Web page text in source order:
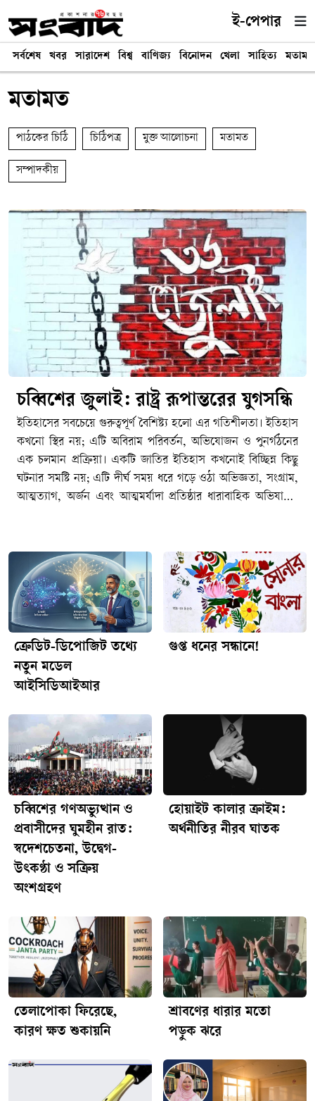
ই-পেপার
সর্বশেষ খবর সারাদেশ বিশ্ব বাণিজ্য বিনোদন খেলা সাহিত্য মতামত
মতামত
পাঠকের চিঠি চিঠিপত্র মুক্ত আলোচনা মতামত
সম্পাদকীয়
চব্বিশের জুলাই: রাষ্ট্র রূপান্তরের যুগসন্ধি
ইতিহাসের সবচেয়ে গুরুত্বপূর্ণ বৈশিষ্ট্য হলো এর গতিশীলতা। ইতিহাস কখনো স্থির নয়; এটি অবিরাম পরিবর্তন, অভিযোজন ও পুনর্গঠনের এক চলমান প্রক্রিয়া। একটি জাতির ইতিহাস কখনোই বিচ্ছিন্ন কিছু ঘটনার সমষ্টি নয়; এটি দীর্ঘ সময় ধরে গড়ে ওঠা অভিজ্ঞতা, সংগ্রাম, আত্মত্যাগ, অর্জন এবং আত্মমর্যাদা প্রতিষ্ঠার ধারাবাহিক অভিযাত্রা। কোনো জাতি, সমাজ কিংবা রাষ্ট্র একটি নির্দিষ্ট অবস্থায় দীর্ঘকাল টিকে থাকতে পারে না। সময়ের প্রবাহে নতুন বাস্তবতা, নতুন চ্যালেঞ্জ, নতুন সংকট এবং নতুন প্রত্যাশার মুখোমুখি হতে হয়। সেই পরিবর্তিত বাস্তবতার সঙ্গে খাপ খাইয়ে নেয়ার সক্ষমতাই নির্ধারণ করে একটি জাতির অগ্রযাত্রার দিকনির্দেশনা। যে জাতি অতীতের অভিজ্ঞতা ও অর্জনকে শক্তিতে রূপান্তরিত করে ভবিষ্যতের দিকে এগিয়ে যেতে পারে, ইতিহাস শেষ পর্যন্ত তাদের পক্ষেই কথা বলে। পক্ষান্তরে, যে জাতি অতীতের গৌরবকে ভবিষ্যৎ নির্মাণের প্রেরণা হিসেবে গ্রহণ না করে রাজনৈতিক প্রতিদ্বন্দ্বিতার অস্ত্রে পরিণত করে, নিজেদের মধ্যে বিভেদ ও দ্বন্দ্বকে স্থায়ী করে তোলে, তারা একসময় অগ্রগতির পথ হারিয়ে ফেলে। ইতিহাসের শিক্ষা হলো অতীতকে অস্বীকার করা যেমন আত্মঘাতী, তেমনি অতীতের মধ্যেই বন্দী হয়ে থাকাও সমান ক্ষতিকর।পলাশী-উত্তর বাংলাদেশের ইতিহাস মূলত সংগ্রামের ইতিহাস। ১৯৪৭-পূর্ব ঔপনিবেশিক শাসনের বিরুদ্ধে অব্যাহত প্রতিরোধ ও স্বাধীনতার সংগ্রাম, তারপর ১৯৭৪-উত্তর ভাষার জন্য সংগ্রাম, রাজনৈতিক অধিকারের জন্য সংগ্রাম, অর্থনৈতিক বৈষম্যের বিরুদ্ধে সংগ্রাম, সাংস্কৃতিক স্বাতন্ত্র্য রক্ষার সংগ্রাম, আত্মনিয়ন্ত্রণের তথা স্বাধিকারের সংগ্রাম এবং শেষ পর্যন্ত স্বাধীন রাষ্ট্র প্রতিষ্ঠার সংগ্রাম- এর সবকিছু মিলিয়েই আমাদের জাতীয় ইতিহাস নির্মিত হয়েছে। এ ইতিহাসের প্রতিটি গুরুত্বপূর্ণ অধ্যায় পূর্ববর্তী অধ্যায়ের ওপর ভিত্তি করে গড়ে উঠেছে। ১৯৫২-এর ভাষা আন্দোলন ভাষাভিত্তিক বাঙালি জাতীয়তার আত্মপরিচয়ের ভিত্তি নির্মাণ করেছে; ১৯৬৬-এর ছয় দফা আন্দোলন রাজনৈতিক স্বায়ত্তশাসনের দাবিকে সুসংহত করেছে; ১৯৬৯-এর গণঅভ্যুত্থান গণশক্তির সক্ষমতাকে প্রকাশ করেছে; আর ১৯৭১ সালের মহান স্বাধীনতা যুদ্ধ সেই দীর্ঘ সংগ্রামকে স্বাধীন রাষ্ট্র প্রতিষ্ঠার মধ্য দিয়ে পরিণতি দিয়েছে। নিঃসন্দেহে স্বাধীনতা যুদ্ধ আমাদের জাতীয় জীবনের সবচেয়ে গৌরবময় এবং নির্ধারক মাইলফলক, যার মাধ্যমে আমাদের রাজনৈতিক স্বাধীনতা অর্জিত হয়েছে এবং বিশ্ব মানচিত্রে বাংলাদেশ একটি সার্বভৌম রাষ্ট্র হিসেবে আত্মপ্রকাশ করেছে।কিন্তু আমাদের মনে রাখতে হবে যে, একটা জাতির ইতিহাসের পথচলা কোনো একক ঘটনার মধ্যেই থেমে থাকে না। ১৭৫৭ সালের পলাশীর প্রান্তরে নবাব সিরাজ-উদ্দৌলার পরাজয় যেমন এই অঞ্চলে একটি দীর্ঘ ঔপনিবেশিক শাসনের সূচনা করেছিল এবং তার অভিঘাত শতাব্দীর পর শতাব্দী ধরে জাতির জীবনকে প্রভাবিত করেছে, তেমনি ১৯৭১ সালের বিজয়ও কোনো চূড়ান্ত সমাপ্তি ছিল না। স্বাধীনতা অর্জনের মাধ্যমে একটি জাতি রাষ্ট্র প্রতিষ্ঠার সুযোগ পায়, কিন্তু সেই রাষ্ট্রকে কতটা ন্যায়ভিত্তিক, গণতান্ত্রিক, জবাবদিহিমূলক ও বৈষম্যহীন করা যাবে সেই প্রশ্নের উত্তর খুঁজে বের করার সংগ্রাম তখনই শুরু হয়। রাষ্ট্রবিজ্ঞানীরা প্রায়ই বলেন, স্বাধীনতা একটি ঘটনা; কিন্তু ন্যায়ভিত্তিক রাষ্ট্র বিনির্মাণ একটি দীর্ঘমেয়াদি প্রক্রিয়া। সেই প্রক্রিয়ায় কখনো অগ্রগতি আসে, কখনো পশ্চাৎপদতা দেখা দেয়; কখনো জনগণের আকাক্সক্ষা রাষ্ট্রকে সামনে এগিয়ে নেয়, আবার কখনো ক্ষমতার কেন্দ্রীভবন সেই অগ্রযাত্রাকে বাধাগ্রস্ত করে। রাষ্ট্রযন্ত্রের স্বৈরাচারী ভূমিকায় জালেম শাসক শ্রেণীর যাতাকলে পিষ্ট মজলুম জনগণ মুক্তির পথ খোঁজে গণঅভ্যুত্থান কিংবা বিপ্লবের পথে। এই কারণেই স্বাধীনতা কোনো গন্তব্য নয়; এটি রাষ্ট্র হিসেবে নিজস্ব সার্বভৌমত্ব, জনগণের অধিকার এবং ন্যায়বিচার প্রতিষ্ঠার দীর্ঘ যাত্রার সূচনা মাত্র। একটি জাতির ইতিহাসের ক্রমধারায় নতুন নতুন প্রজন্মের আবির্ভাব ঘটে, এবং তাদের সামনে নতুন প্রশ্ন ও নতুন চ্যালেঞ্জ উপস্থিত হয়। ফলে স্বাধীনতার মৌলিক চেতনা তথা মানবিক মর্যাদা, রাজনৈতিক স্বাধীনতা, সামাজিক ন্যায়বিচার ও অর্থনৈতিক সাম্য প্রভৃতি বিষয় প্রতিটি যুগে নতুন বাস্তবতায় নতুনভাবে ব্যাখ্যা ও বাস্তবায়নের দাবি তোলে। বাংলাদেশের ইতিহাসও সেই ধারাবাহিকতার বাইরে নয়। তাই আমাদের জাতীয় ইতিহাসকে কোনো বিচ্ছিন্ন ঘটনার সমষ্টি হিসেবে নয়, বরং একটি চলমান অভিযাত্রা হিসেবে দেখতে হবে যেখানে প্রতিটি সংগ্রাম পূর্ববর্তী সংগ্রামের উত্তরাধিকার বহন করে এবং পরবর্তী সংগ্রামের ভিত্তি নির্মাণ করে। এই ধারাবাহিক ঐতিহাসিক প্রবাহের মধ্যেই ২০২৪ সালের জুলাই গণঅভ্যুত্থানের তাৎপর্য অনুধাবন করতে হবে; একটি প্রতিদ্বন্দ্বী ইতিহাস হিসেবে নয়, বরং বাংলাদেশের রাষ্ট্রযন্ত্র ও সমাজকে আরও ন্যায়ভিত্তিক, বৈষম্যহীন ও স্বৈরাচারমুক্ত করার দীর্ঘ অভিযাত্রার একটি নতুন অধ্যায় হিসেবে।বিশ্ব ইতিহাসের দিকে তাকালেও আমরা একই বাস্তবতা দেখতে পাই। কোনো জাতির ইতিহাসে একটি বড় অর্জন কখনোই চূড়ান্ত পরিণতি নয়; বরং তা নতুন সংগ্রাম, নতুন দায়িত্ব এবং নতুন প্রত্যাশার সূচনা করে। ১৭৭৬ সালের আমেরিকার স্বাধীনতা যুদ্ধ ব্রিটিশ ঔপনিবেশিক শাসন থেকে মুক্তির পথ খুলে দিলেও সেখানে নাগরিক অধিকার, বর্ণসমতা এবং গণতান্ত্রিক অন্তর্ভুক্তির প্রশ্নে দীর্ঘ সংগ্রাম অব্যাহত ছিল। স্বাধীনতার প্রায় দুই শতাব্দী পরও আফ্রিকান-আমেরিকানদের অধিকার প্রতিষ্ঠার জন্য মার্টিন লুথার কিং জুনিয়রের নেতৃত্বে ব্যাপক নাগরিক অধিকার আন্দোলন গড়ে উঠতে হয়েছে। একইভাবে ১৭৮৯ সালের ফরাসি বিপ্লব স্বাধীনতা, সাম্য ও ভ্রাতৃত্বের মহান আদর্শ সামনে নিয়ে এলেও গণতন্ত্র, মানবাধিকার এবং প্রজাতান্ত্রিক মূল্যবোধকে সুসংহত করতে ফরাসি সমাজকে বহু উত্থান-পতন, সংঘাত ও পুনর্গঠনের মধ্য দিয়ে অগ্রসর হতে হয়েছে। দক্ষিণ আফ্রিকায় বর্ণবাদবিরোধী সংগ্রামের মাধ্যমে রাজনৈতিক মুক্তি অর্জনের পরও সামাজিক ন্যায়বিচার, অর্থনৈতিক বৈষম্য দূরীকরণ এবং অন্তর্ভুক্তিমূলক রাষ্ট্র গঠনের প্রশ্নে নতুন সংগ্রামের সূচনা হয়েছে। ইতিহাসের এই অভিজ্ঞতাগুলো আমাদের শেখায় যে রাজনৈতিক মুক্তি একটি গুরুত্বপূর্ণ অর্জন, কিন্তু সেই অর্জনের প্রকৃত মূল্য নির্ধারিত হয় পরবর্তী রাষ্ট্রগঠন প্রক্রিয়ার মাধ্যমে।ইতিহাসের প্রতিটি বিজয় নতুন দায়িত্বের জন্ম দেয়, প্রতিটি অর্জন নতুন প্রত্যাশাকে সামনে নিয়ে আসে। কোনো জাতি যদি অর্জনের স্মৃতিকে সংরক্ষণ করেই সন্তুষ্ট থাকে, কিন্তু সেই অর্জনের অন্তর্নিহিত আদর্শ বাস্তবায়নের পথে অগ্রসর না হয়, তাহলে ইতিহাসের অগ্রযাত্রা থমকে যায়। বাংলাদেশের ক্ষেত্রেও এর ব্যতিক্রম হওয়ার কোনো কারণ নেই। ১৯৭১ সালে স্বাধীন রাষ্ট্র প্রতিষ্ঠার মধ্য দিয়ে গণতন্ত্র, সাম্য, মানবিক মর্যাদা ও সামাজিক ন্যায়বিচারের যে স্বপ্ন জনগণ লালন করেছিল তার পূর্ণ বাস্তবায়ন এখনও একটি চলমান প্রক্রিয়া। ফলে রাষ্ট্র ও সমাজের ভেতরে যখনই সেই আকাক্সক্ষার সঙ্গে বাস্তবতার ফারাক বেড়েছে, তখনই নতুন করে পরিবর্তনের দাবি উত্থাপিত হয়েছে। এই প্রেক্ষাপটে ২০২৪ সালের গণঅভ্যুত্থানকে কোনো বিচ্ছিন্ন ঘটনা, আকস্মিক বিস্ফোরণ বা সাময়িক রাজনৈতিক প্রতিক্রিয়া হিসেবে দেখার সুযোগ নেই। বরং এটি বাংলাদেশের রাষ্ট্র, সমাজ এবং রাজনৈতিক সংস্কৃতির দীর্ঘ বিবর্তনধারার একটি গুরুত্বপূর্ণ মাইলফলক ও বিশেষ অধ্যায়। এটি এমন এক ঐতিহাসিক মুহূর্ত, যখন নতুন প্রজন্ম রাষ্ট্রের সামনে জবাবদিহিতা, ন্যায়বিচার, বৈষম্যহীনতা, ন্যায্য অধিকার এবং নাগরিক মর্যাদার প্রশ্নগুলোকে নতুন করে উত্থাপন করেছে। যে প্রশ্নগুলো এক অর্থে স্বাধীনতার মূল চেতনার সঙ্গেই সম্পর্কযুক্ত, কিন্তু সময়ের পরিবর্তনের সঙ্গে নতুন ভাষা, নতুন অভিজ্ঞতা এবং নতুন বাস্তবতার আলোকে পুনরায় উচ্চারিত হয়েছে।২০২৪-এর এই গণঅভ্যুত্থান বিশেষভাবে তরুণ প্রজন্মের সেই ঐতিহাসিক ভূমিকাকে সামনে নিয়ে এসেছে, যা যুগে যুগে সামাজিক ও রাজনৈতিক পরিবর্তনের প্রধান চালিকাশক্তি হিসেবে কাজ করেছে। ইতিহাস সাক্ষ্য দেয়, রাষ্ট্রীয় প্রতিষ্ঠানগুলো যখন জনগণের প্রত্যাশা পূরণে ব্যর্থ হয়, যখন ক্ষমতার কেন্দ্রীভবন জবাবদিহিতার পরিসর সংকুচিত করে, যখন নাগরিক অংশগ্রহণের সুযোগ সীমিত হয়ে পড়ে এবং যখন ন্যায়বিচারের প্রতি মানুষের আস্থা দুর্বল হতে থাকে, তখন পরিবর্তনের দাবি সবচেয়ে জোরালোভাবে উচ্চারিত হয় তরুণদের কণ্ঠে। কারণ তরুণেরা কেবল বর্তমানের প্রতিনিধিত্ব করে না; তারা ভবিষ্যতের দাবিদার এবং অংশীদারও বটে। তাদের স্বপ্ন, প্রত্যাশা এবং বঞ্চনার অভিজ্ঞতা সমাজের গভীর পরিবর্তনের আকাক্সক্ষাকে দৃশ্যমান করে তোলে। ফলে ইতিহাসের প্রতিটি যুগান্তকারী পরিবর্তনের পেছনে তরুণদের সক্রিয় উপস্থিতি লক্ষ্য করা যায়। ঔপনিবেশিক শাসনের বিরুদ্ধে সংগ্রাম, ভাষা আন্দোলন, ঊনসত্তরের গণঅভ্যুত্থান, মহান স্বাধীনতা যুদ্ধ কিংবা বিশ্বের বিভিন্ন দেশে গণতন্ত্র ও মানবাধিকারের আন্দোলন সব ক্ষেত্রেই তরুণরাই অগ্রণীর ভূমিকা পালন করেছে। তারাই সাহসিকতার সঙ্গে প্রচলিত বাস্তবতাকে প্রশ্ন করেছে, অন্যায়ের বিরুদ্ধে দাঁড়িয়েছে এবং প্রয়োজন হলে আত্মত্যাগের মাধ্যমে ইতিহাসের গতিপথ পরিবর্তন করেছে। বাংলাদেশের রাজনৈতিক পটপরিবর্তনে ২০২৪ সালের জুলাইয়ের ছাত্র আন্দোলনও সেই দীর্ঘ ঐতিহাসিক ধারারই অংশ, যেখানে নতুন প্রজন্ম কেবল একটি তাৎক্ষণিক দাবির জন্য নয়, বরং রাষ্ট্র ও সমাজের চরিত্র নিয়ে একটি বৃহত্তর প্রশ্ন উত্থাপন করেছে। সেই কারণেই জুলাইয়ের গণঅভ্যুত্থানের তাৎপর্য কেবল একটি রাজনৈতিক ঘটনার মধ্যে সীমাবদ্ধ নয়; এটি রাষ্ট্রের ভবিষ্যৎ বিনির্মাণ নিয়ে জনগণের নতুন আকাঙ্ক্ষা এবং বিশেষত তরুণ প্রজন্মের ঐতিহাসিক আত্মপ্রকাশের এক গুরুত্বপূর্ণ দলিল। আমাদের জাতীয় জীবনের প্রায় প্রতিটি যুগান্তকারী অধ্যায়ের কেন্দ্রবিন্দুতে ছিল তরুণদের সাহস, স্বপ্ন এবং আত্মত্যাগ। ১৯৫২ সালের ভাষা আন্দোলনে রাষ্ট্রীয় দমন-পীড়নের মুখেও তরুণ ছাত্রসমাজ মাতৃভাষার অধিকার প্রতিষ্ঠার জন্য জীবন উৎসর্গ করেছে। ১৯৬৯-এর গণঅভ্যুত্থানে তারুণ্যের নেতৃত্বেই স্বৈরশাসনের ভিত কেঁপে উঠেছিল। ১৯৭১ সালের মহান স্বাধীনতা যুদ্ধে অসংখ্য তরুণ অস্ত্র হাতে নিয়ে স্বাধীনতার জন্য জীবন বাজি রেখেছিল। ১৯৯০ সালের স্বৈরাচারবিরোধী আন্দোলনেও ছাত্রসমাজ গণতন্ত্র পুনরুদ্ধারের সংগ্রামে অগ্রণী ভূমিকা পালন করে। একই ধারাবাহিকতায় ২০২৪ সালের ছাত্র-জনতার গণআন্দোলনও প্রমাণ করেছে যে বাংলাদেশের ইতিহাসে পরিবর্তনের সবচেয়ে শক্তিশালী চালিকাশক্তি এখনও তরুণ প্রজন্ম। যুগ বদলেছে, প্রেক্ষাপট বদলেছে, কিন্তু ন্যায়, মর্যাদা এবং অধিকারের প্রশ্নে তারুণ্যের ঐতিহাসিক ভূমিকা অপরিবর্তিত রয়েছে।সঙ্গত কারণে তরুণেরা সাধারণত বিদ্যমান ব্যবস্থাকে প্রশ্ন করার সাহস রাখে। তারা প্রতিষ্ঠিত সত্য তথা বন্দোবস্তকে অন্ধভাবে মেনে নিতে চায় না; বরং বাস্তবতার সঙ্গে আদর্শের ফারাককে চিহ্নিত করতে চায়। তাদের মধ্যে ভবিষ্যৎ কল্পনার শক্তি থাকে, নতুন সম্ভাবনা নির্মাণের সাহস থাকে এবং প্রয়োজন হলে ব্যক্তিগত ঝুঁকি গ্রহণের মানসিকতাও থাকে। জার্মান বংশোদ্ভুত মার্কিন রাজনৈতিক তাত্ত্বিক হানা আরেন্টের (১৯০৬-১৯৭৫) মতে, প্রতিটি নতুন প্রজন্ম পৃথিবীতে নতুন সূচনার সম্ভাবনা নিয়ে আসে। ইতিহাসের নানা পর্যায়ে আমরা দেখেছি, সমাজ যখন স্থবির হয়ে পড়ে বা রাষ্ট্র যখন জনগণের আকাঙ্ক্ষা থেকে বিচ্ছিন্ন হতে শুরু করে, তখন সেই নতুন সূচনার আহ্বান সবচেয়ে প্রবলভাবে এসেছে তরুণদের কাছ থেকেই। বাংলাদেশের জুলাই অভ্যুত্থানও সেই অর্থে কেবল একটি রাজনৈতিক প্রতিবাদ ছিল না; এটি ছিল নতুন প্রজন্মের পক্ষ থেকে রাষ্ট্রের উদ্দেশে একটি মৌলিক প্রশ্ন: রাষ্ট্র কার জন্য, ক্ষমতা কার স্বার্থে এবং স্বাধীনতার প্রকৃত অর্থ কী? সে যাই হোক, ইতিহাসের আরেকটি গুরুত্বপূর্ণ বাস্তবতাও আমাদের স্মরণে রাখতে হবে। ইতিহাস কেবল অতীতের ঘটনা-পরম্পরা নয়; এটি বর্তমানের রাজনীতিরও একটি গুরুত্বপূর্ণ ক্ষেত্র। ক্ষমতার রাজনীতিতে অতীতের স্মৃতি প্রায়ই মূল্যবান সম্পদে পরিণত হয়। ইতিহাস তখন শুধু গবেষণা, বিশ্লেষণ বা শিক্ষা গ্রহণের বিষয় থাকে না; বরং রাজনৈতিক বৈধতা অর্জন, জনসমর্থন সংগঠিত করা এবং নৈতিক কর্তৃত্ব প্রতিষ্ঠার একটি কার্যকর হাতিয়ার হয়ে ওঠে। ফরাসি সমাজবিজ্ঞানী পিয়েরে বুর্দিয়োর (১৯৩০-২০০২) ভাষায়, এটি এক ধরনের ‘প্রতীকী পুঁজি’ (সিম্বোলিক ক্যাপিটাল), যার মাধ্যমে ব
ক্রেডিট-ডিপোজিট তথ্যে
নতুন মডেল
আইসিডিআইআর
গুপ্ত ধনের সন্ধানে!
চব্বিশের গণঅভ্যুত্থান ও
প্রবাসীদের ঘুমহীন রাত:
স্বদেশচেতনা, উদ্বেগ-
উৎকণ্ঠা ও সক্রিয়
অংশগ্রহণ
হোয়াইট কালার ক্রাইম:
অর্থনীতির নীরব ঘাতক
তেলাপোকা ফিরেছে,
কারণ ক্ষত শুকায়নি
শ্রাবণের ধারার মতো
পড়ুক ঝরে